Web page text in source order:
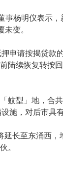
事杨明仪表示
变。
申请按揭贷款
陆续恢复转按
蚊型」地，合
施，对后市具
长至东涌西
。